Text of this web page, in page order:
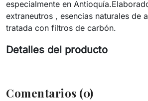
especialmente en
extraneutros , esencias naturales de
tratada con filtros de carbón.
Detalles del producto
Comentarios (0)